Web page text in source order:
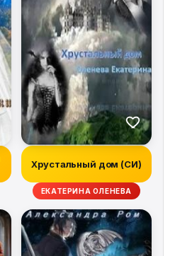
Хрустальный дом (СИ)
ЕКАТЕРИНА ОЛЕНЕВА